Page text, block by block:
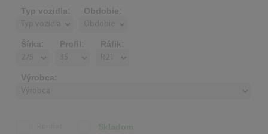
Typ vozidla: Obdobie:
Šírka: Profil: Ráfik:
Výrobca:
Skladom